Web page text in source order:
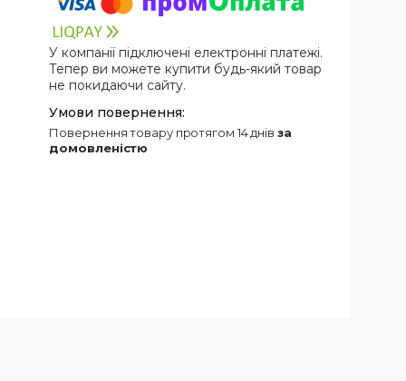
У компанії підключені електронні платежі.
Тепер ви можете купити будь-який товар
не покидаючи сайту.
повернення товару протягом 14 днів за
домовленістю